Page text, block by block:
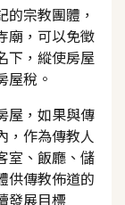
宗教團體，
廟，可以免徵
下，縱使房屋
屋稅。
屋，如果與傳
，作為傳教人
室、飯廳、儲
供傳教佈道的
發展目標